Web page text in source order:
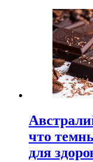
что
для